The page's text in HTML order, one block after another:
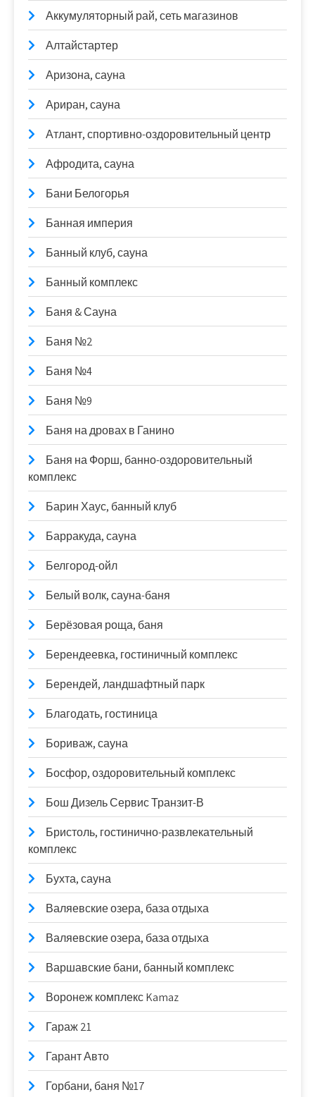
Аккумуляторный рай, сеть магазинов
Алтайстартер
Аризона, сауна
Ариран, сауна
Атлант, спортивно-оздоровительный центр
Афродита, сауна
Бани Белогорья
Банная империя
Банный клуб, сауна
Банный комплекс
Баня & Сауна
Баня №2
Баня №4
Баня №9
Баня на дровах в Ганино
Баня на Форш, банно-оздоровительный
комплекс
Барин Хаус, банный клуб
Барракуда, сауна
Белгород-ойл
Белый волк, сауна-баня
Берёзовая роща, баня
Берендеевка, гостиничный комплекс
Берендей, ландшафтный парк
Благодать, гостиница
Бориваж, сауна
Босфор, оздоровительный комплекс
Бош Дизель Сервис Транзит-В
Бристоль, гостинично-развлекательный
комплекс
Бухта, сауна
Валяевские озера, база отдыха
Валяевские озера, база отдыха
Варшавские бани, банный комплекс
Воронеж комплекс Kamaz
Гараж 21
Гарант Авто
Горбани, баня №17